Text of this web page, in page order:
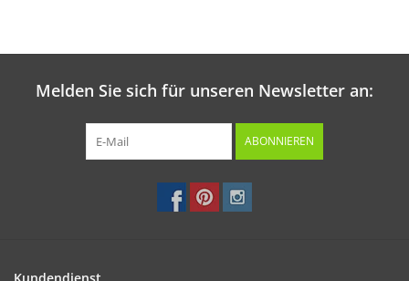
Saatscheibe nur leicht mit Erde bedecken.
Nach 6 – 10 Tagen. Während der Keimphase unbedingt
gleichmäßig feucht halten.
Kultur:
Melden Sie sich für unseren Newsletter an:
ABONNIEREN